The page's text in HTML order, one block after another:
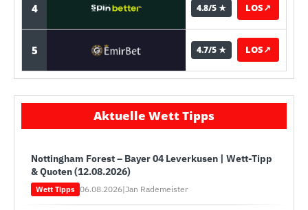
4 4.8/5 ★ LOS↗
5 4.7/5 ★ LOS↗
Aktuelle Wett Tipps
Nottingham Forest – Bayer 04 Leverkusen | Wett-Tipp
& Quoten (12.08.2026)
Wett Tipps 06.08.2026|Jan Rademeister